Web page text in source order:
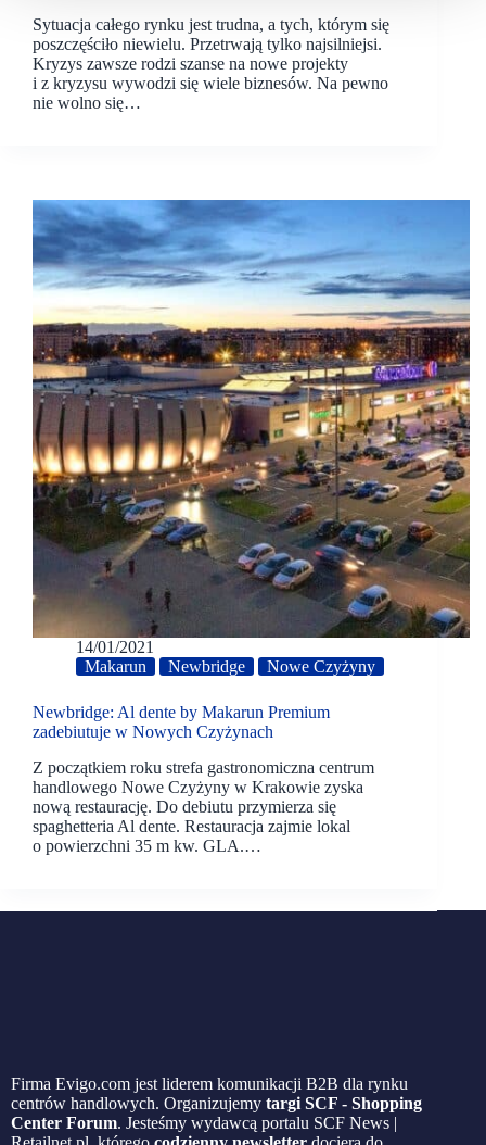
Sytuacja całego rynku jest trudna, a tych, którym się
poszczęściło niewielu. Przetrwają tylko najsilniejsi.
Kryzys zawsze rodzi szanse na nowe projekty
i z kryzysu wywodzi się wiele biznesów. Na pewno
nie wolno się…
14/01/2021
Makarun
Newbridge Nowe Czyżyny
Newbridge: Al dente by Makarun Premium
zadebiutuje w Nowych Czyżynach
Z początkiem roku strefa gastronomiczna centrum
handlowego Nowe Czyżyny w Krakowie zyska
nową restaurację. Do debiutu przymierza się
spaghetteria Al dente. Restauracja zajmie lokal
o powierzchni 35 m kw. GLA.…
Firma Evigo.com jest liderem komunikacji B2B dla rynku
centrów handlowych. Organizujemy targi SCF - Shopping
Center Forum. Jesteśmy wydawcą portalu SCF News |